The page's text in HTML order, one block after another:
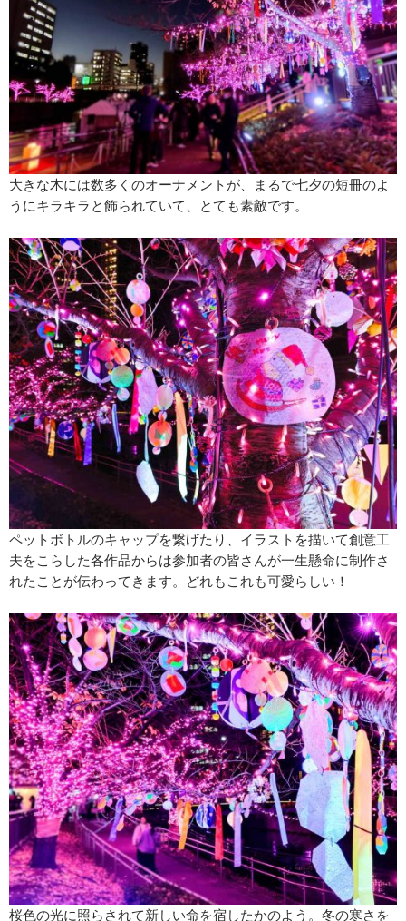
大きな木には数多くのオーナメントが、まるで七夕の短冊のよ
うにキラキラと飾られていて、とても素敵です。
ペットボトルのキャップを繋げたり、イラストを描いて創意工
夫をこらした各作品からは参加者の皆さんが一生懸命に制作さ
れたことが伝わってきます。どれもこれも可愛らしい！
桜色の光に照らされて新しい命を宿したかのよう。冬の寒さを